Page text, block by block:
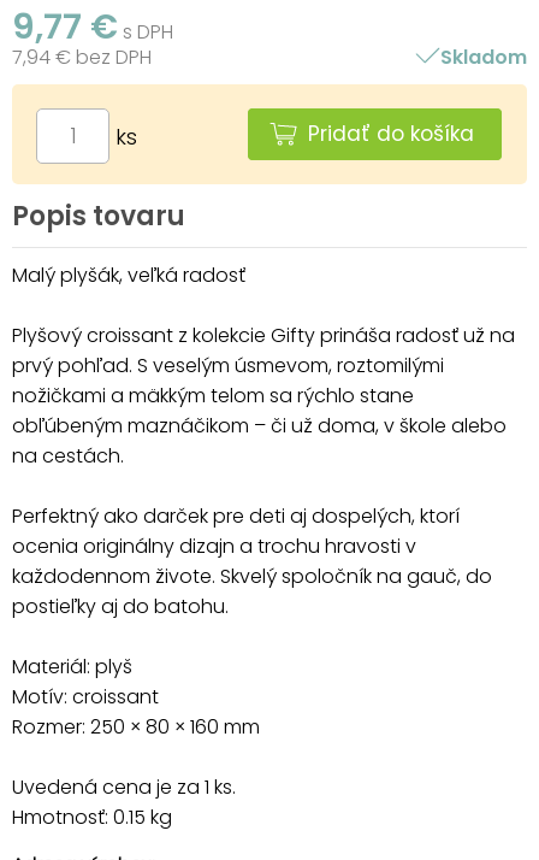
9,77 € s DPH
7,94 € bez DPH
Skladom
ks Pridať do košíka
Popis tovaru
Malý plyšák, veľká radosť
Plyšový croissant z kolekcie Gifty prináša radosť už na
prvý pohľad. S veselým úsmevom, roztomilými
nožičkami a mäkkým telom sa rýchlo stane
obľúbeným maznáčikom – či už doma, v škole alebo
na cestách.
Perfektný ako darček pre deti aj dospelých, ktorí
ocenia originálny dizajn a trochu hravosti v
každodennom živote. Skvelý spoločník na gauč, do
postieľky aj do batohu.
Materiál: plyš
Motív: croissant
Rozmer: 250 × 80 × 160 mm
Uvedená cena je za 1 ks.
Hmotnosť: 0.15 kg